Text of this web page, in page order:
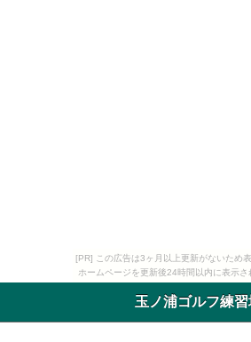
[PR] この広告は3ヶ月以上更新がないため表
ホームページを更新後24時間以内に表示さ
玉ノ浦ゴルフ練習